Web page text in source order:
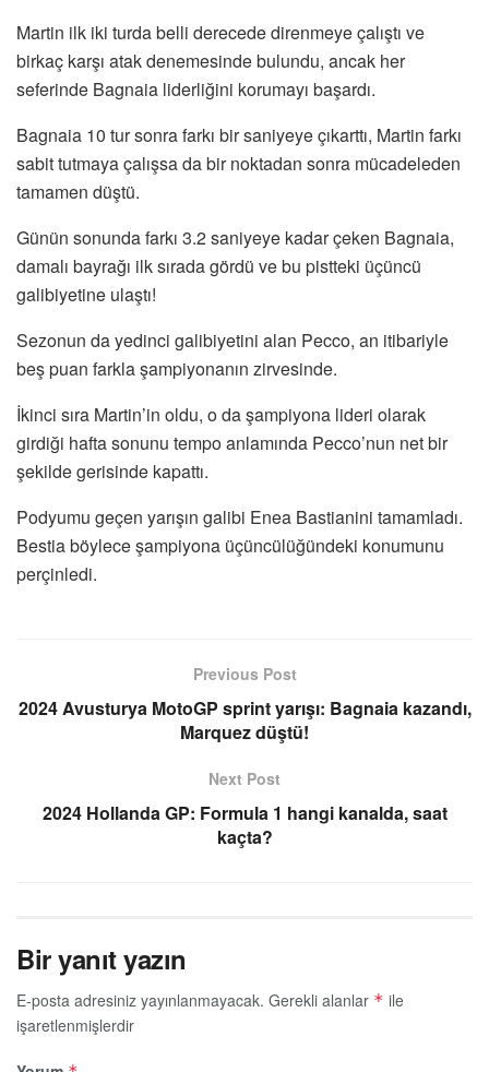
Martin ilk iki turda belli derecede direnmeye çalıştı ve
birkaç karşı atak denemesinde bulundu, ancak her
seferinde Bagnaia liderliğini korumayı başardı.
Bagnaia 10 tur sonra farkı bir saniyeye çıkarttı, Martin farkı
sabit tutmaya çalışsa da bir noktadan sonra mücadeleden
tamamen düştü.
Günün sonunda farkı 3.2 saniyeye kadar çeken Bagnaia,
damalı bayrağı ilk sırada gördü ve bu pistteki üçüncü
galibiyetine ulaştı!
Sezonun da yedinci galibiyetini alan Pecco, an itibariyle
beş puan farkla şampiyonanın zirvesinde.
İkinci sıra Martin’in oldu, o da şampiyona lideri olarak
girdiği hafta sonunu tempo anlamında Pecco’nun net bir
şekilde gerisinde kapattı.
Podyumu geçen yarışın galibi Enea Bastianini tamamladı.
Bestia böylece şampiyona üçüncülüğündeki konumunu
perçinledi.
Previous Post
2024 Avusturya MotoGP sprint yarışı: Bagnaia kazandı,
Marquez düştü!
Next Post
2024 Hollanda GP: Formula 1 hangi kanalda, saat
kaçta?
Bir yanıt yazın
E-posta adresiniz yayınlanmayacak. Gerekli alanlar * ile
işaretlenmişlerdir